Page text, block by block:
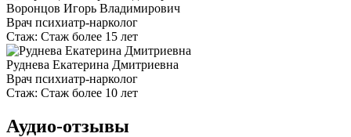
Воронцов Игорь Владимирович
Врач психиатр-нарколог
Стаж: Стаж более 15 лет
Руднева Екатерина Дмитриевна
Врач психиатр-нарколог
Стаж: Стаж более 10 лет
Аудио-отзывы